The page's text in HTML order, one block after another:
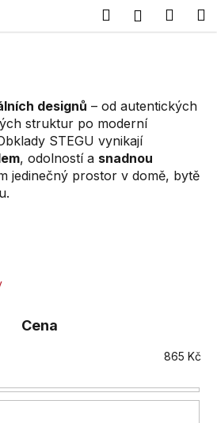
HledatPřihlášení
designů – od autentických
struktur po moderní
STEGU vynikají
, odolností a snadnou
jedinečný prostor v domě, bytě
Cena
865 Kč